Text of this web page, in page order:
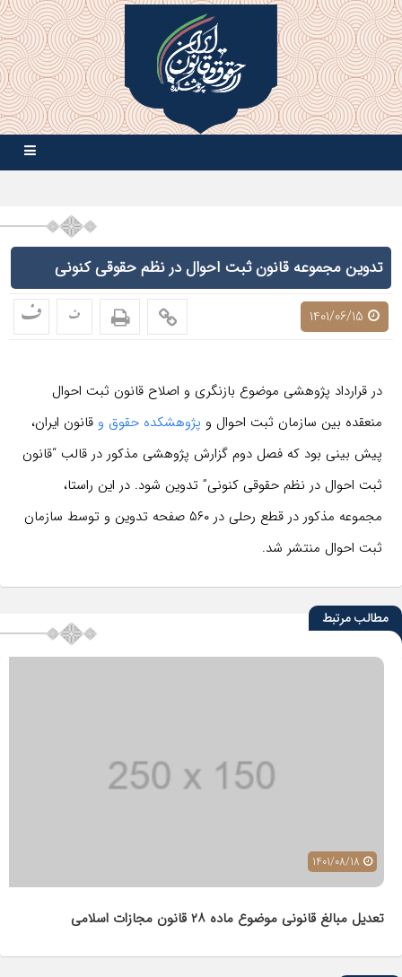
تدوین مجموعه قانون ثبت احوال در نظم حقوقی کنونی
ف ف
در قرارداد پژوهشی موضوع بازنگری و اصلاح قانون ثبت احوال
منعقده بین سازمان ثبت احوال و پژوهشکده حقوق و قانون ایران،
پیش بینی بود که فصل دوم گزارش پژوهشی مذکور در قالب “قانون
ثبت احوال در نظم حقوقی کنونی” تدوین شود. در این راستا،
مجموعه مذکور در قطع رحلی در ۵۶۰ صفحه تدوین و توسط سازمان
ثبت احوال منتشر شد.
مطالب مرتبط
تعدیل مبالغ قانونی موضوع ماده ٢٨ قانون مجازات اسلامی